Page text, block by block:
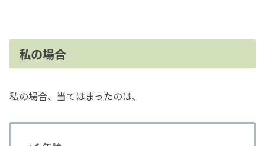
私の場合
私の場合、当てはまったのは、